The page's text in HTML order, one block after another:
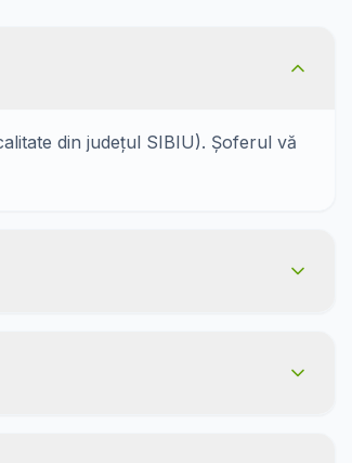
din județul SIBIU). Șoferul vă